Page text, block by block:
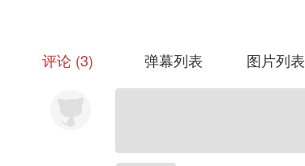
字体设计：澈澈、旺旺小早
评论 3 弹幕列表 图片列表